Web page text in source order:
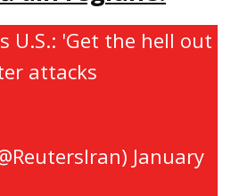
U.S.: 'Get the hell out
attacks
January